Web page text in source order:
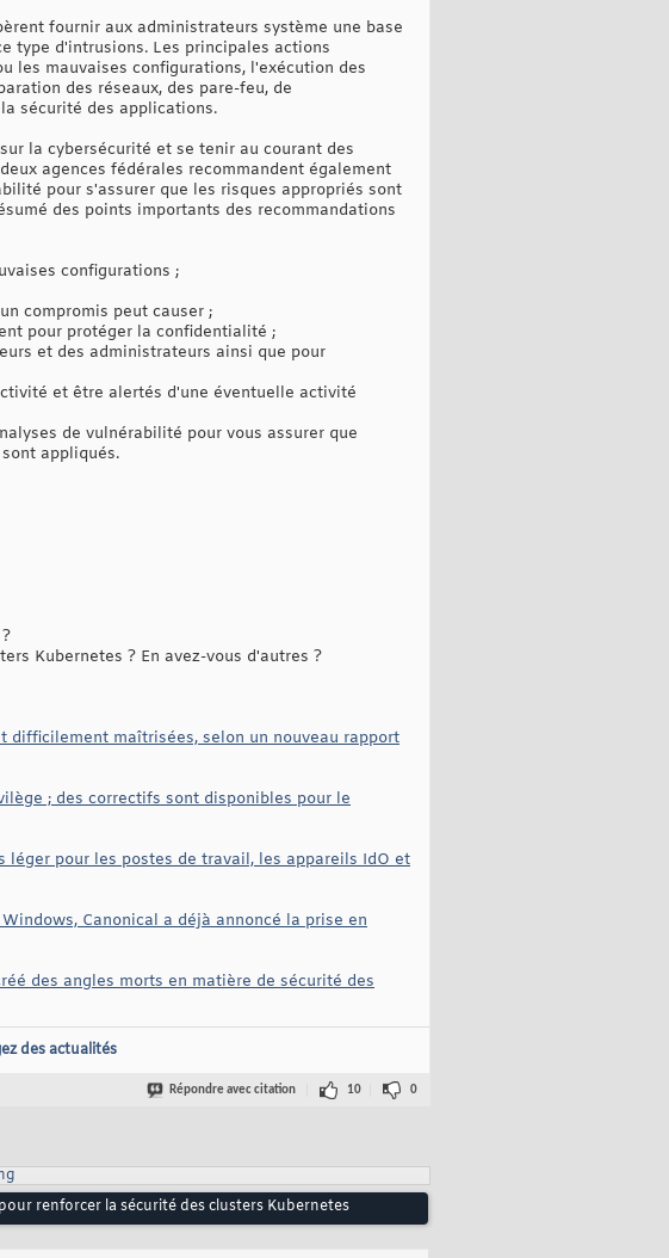
fournir aux administrateurs système une base
type d'intrusions. Les principales actions
les mauvaises configurations, l'exécution des
des réseaux, des pare-feu, de
sécurité des applications.
la cybersécurité et se tenir au courant des
agences fédérales recommandent également
pour s'assurer que les risques appropriés sont
des points importants des recommandations
configurations ;
compromis peut causer ;
pour protéger la confidentialité ;
et des administrateurs ainsi que pour
et être alertés d'une éventuelle activité
de vulnérabilité pour vous assurer que
appliqués.
Kubernetes ? En avez-vous d'autres ?
difficilement maîtrisées, selon un nouveau rapport
; des correctifs sont disponibles pour le
pour les postes de travail, les appareils IdO et
Canonical a déjà annoncé la prise en
des angles morts en matière de sécurité des
des actualités
Répondre avec citation 10 0
renforcer la sécurité des clusters Kubernetes